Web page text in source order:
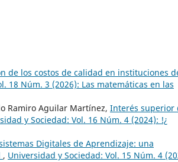
de los costos de calidad en instituciones
18 Núm. 3 (2026): Las matemáticas en las
Ramiro Aguilar Martínez, Interés superior
y Sociedad: Vol. 16 Núm. 4 (2024): !¿
Digitales de Aprendizaje: una
, Universidad y Sociedad: Vol. 15 Núm. 4